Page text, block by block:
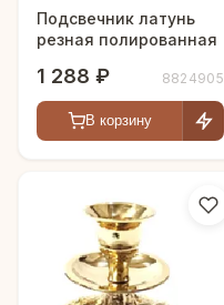
Подсвечник латунь
резная полированная
1 288 ₽ 8824905
В корзину